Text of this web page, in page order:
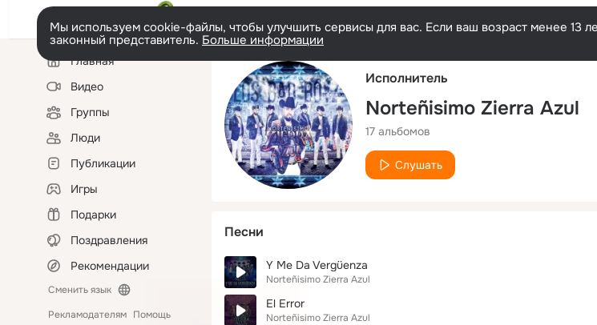
Мы используем cookie-файлы, чтобы улучшить сервисы для вас. Если ваш возраст менее 13
законный представитель. Больше информации
Левая
колонкаГлавная
Видео
Группы
Люди
Публикации
Игры
Подарки
Поздравления
Рекомендации
Сменить язык
Рекламодателям Помощь
Исполнитель
Norteñisimo Zierra Azul
17 альбомов
Слушать
Песни
Y Me Da Vergüenza
Norteñisimo Zierra Azul
El Error
Norteñisimo Zierra Azul